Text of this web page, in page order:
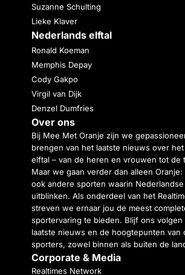
Suzanne Schulting
Lieke Klaver
Nederlands elftal
Ronald Koeman
Memphis Depay
Cody Gakpo
Virgil van Dijk
Denzel Dumfries
Over ons
Bij Mee Met Oranje zijn we
brengen van het laatste nieuws over
elftal – van de heren en vrouwen tot de
Maar we gaan verder dan alleen
ook andere sporten waarin
uitblinken. Als onderdeel van het
streven we ernaar jou de meest
sportervaring te bieden. Blijf ons volgen
laatste nieuws en de hoogtepunten van
sporters, zowel binnen als buiten de
Corporate & Media
Realtimes Network